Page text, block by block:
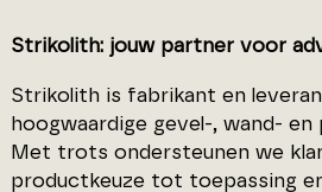
Strikolith: jouw partner voor
Strikolith is fabrikant en
hoogwaardige gevel-, wand-
Met trots ondersteunen we
productkeuze tot toepassing